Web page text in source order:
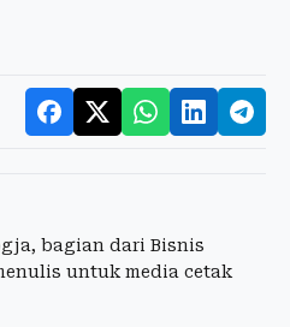
bagian dari Bisnis
untuk media cetak